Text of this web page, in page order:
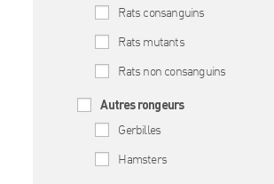
Rats consanguins
Rats mutants
Rats non consanguins
Autres rongeurs
Gerbilles
Hamsters